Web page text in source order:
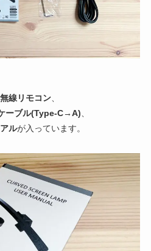
無線リモコン、
ーブル(Type-C→A)
ルが入っています。